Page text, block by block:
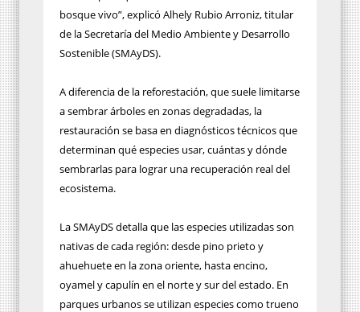
bosque vivo”, explicó Alhely Rubio Arroniz, titular
de la Secretaría del Medio Ambiente y Desarrollo
Sostenible (SMAyDS).
A diferencia de la reforestación, que suele limitarse
a sembrar árboles en zonas degradadas, la
restauración se basa en diagnósticos técnicos que
determinan qué especies usar, cuántas y dónde
sembrarlas para lograr una recuperación real del
ecosistema.
La SMAyDS detalla que las especies utilizadas son
nativas de cada región: desde pino prieto y
ahuehuete en la zona oriente, hasta encino,
oyamel y capulín en el norte y sur del estado. En
parques urbanos se utilizan especies como trueno